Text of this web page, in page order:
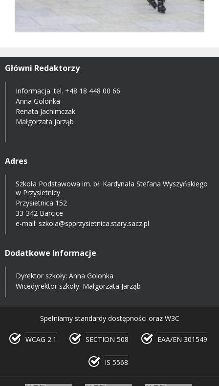
Główni Redaktorzy
Informacja: tel. +48 18 448 00 66
Anna Golonka
Renata Jachimczak
Małgorzata Jarząb
Adres
Szkoła Podstawowa im. bł. Kardynała Stefana Wyszyńskiego
w Przysietnicy
Przysietnica 152
33-342 Barcice
e-mail: szkola@spprzysietnica.stary.sacz.pl
Dodatkowe Informacje
Dyrektor szkoły: Anna Golonka
Wicedyrektor szkoły: Małgorzata Jarząb
Spełniamy standardy dostępności oraz W3C
WCAG 2.1 SECTION 508 EAA/EN 301549
IS 5568